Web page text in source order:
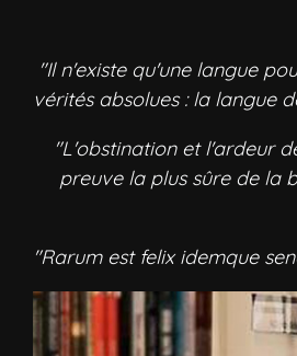
"Il n'existe qu'une langue
vérités absolues : la langue
"L'obstination et l'ardeur
preuve la plus sûre de la
"Rarum est felix idemque